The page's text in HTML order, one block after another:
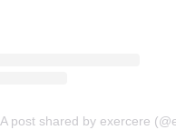
A post shared by exercere